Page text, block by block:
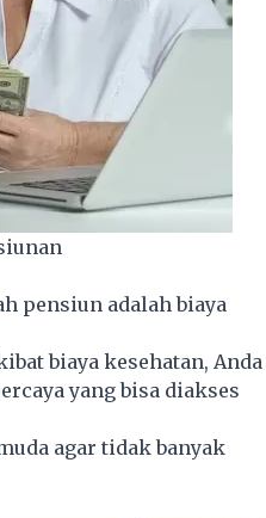
pensiun adalah biaya
biaya kesehatan, Anda
yang bisa diakses
agar tidak banyak